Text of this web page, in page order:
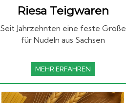
Riesa Teigwaren
Seit Jahrzehnten eine feste Größe
für Nudeln aus Sachsen
MEHR ERFAHREN